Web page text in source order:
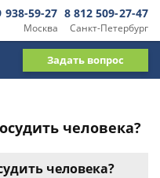
Москва
938-59-27
Санкт-Петербург
8 812 509-27-47
Задать вопрос
человека?
человека?